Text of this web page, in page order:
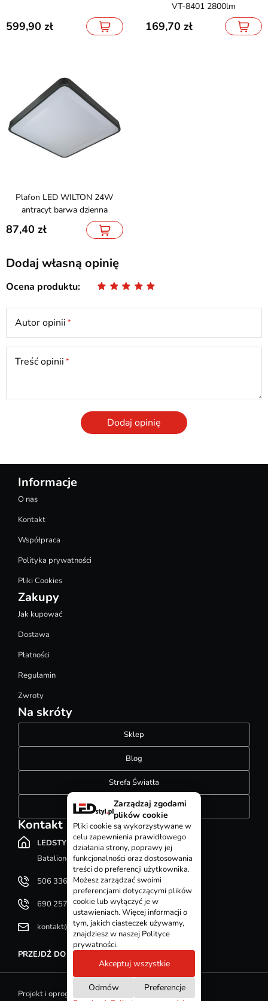
599,90
VT-8401 2800lm
169,70
Plafon LED WILTON 24W
antracyt barwa dzienna
87,40
Dodaj własną opinię
Ocena produktu
Autor opinii
Treść opinii
Dodaj opinię
Informacje
O nas
Kontakt
Współpraca
Polityka prywatności
Pliki Cookies
Zakupy
Jak kupować
Dostawa
Płatności
Regulamin
Zwroty
Na skróty
Sklep
Blog
Strefa Światła
Konfigurator szynoprzewodów
Kontakt
LEDSTYL.pl
Batalionów Chłopskich 12, 94-058 Łódź
506 336 320
690 257 092
kontakt@ledstyl.pl
PRZEJDŹ DO DZIAŁU KONTAKT
Projekt i oprogramowanie sklepu - GOshop
Zarządzaj zgodami
plików cookie
Pliki cookie są wykorzystywane w
celu zapewnienia prawidłowego
działania strony, poprawy jej
funkcjonalności oraz dostosowania
treści do preferencji użytkownika.
Możesz zarządzać swoimi
preferencjami dotyczącymi plików
cookie lub wyłączyć je w
ustawieniach. Więcej informacji o
tym, jakich ciasteczek używamy,
znajdziesz w naszej Polityce
prywatności.
Odmów Preferencje
Akceptuj wszystkie